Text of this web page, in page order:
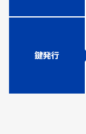
鍵発行